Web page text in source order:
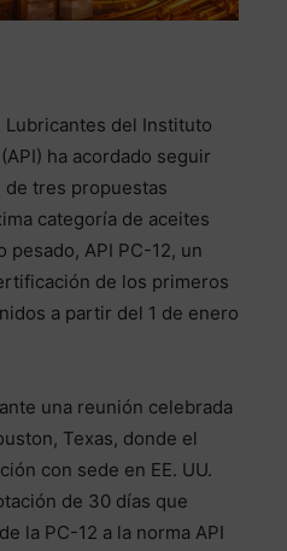
Lubricantes del Instituto
ha acordado seguir
de tres propuestas
categoría de aceites
pesado, API PC-12, un
de los primeros
a partir del 1 de enero
una reunión celebrada
Texas, donde el
con sede en EE. UU.
de 30 días que
la PC-12 a la norma API